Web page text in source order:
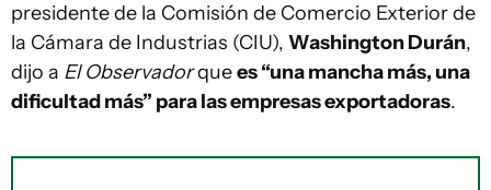
presidente de la Comisión de Comercio Exterior de
la Cámara de Industrias (CIU), Washington Durán,
dijo a El Observadorquees “una mancha más, una
dificultad más” para las empresas exportadoras.